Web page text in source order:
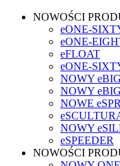
NOWOŚCI
eONE-
eONE-
eFLOAT
eONE-
NOWY
NOWY
NOWE
NOWY
eSPEEDER
NOWOŚCI